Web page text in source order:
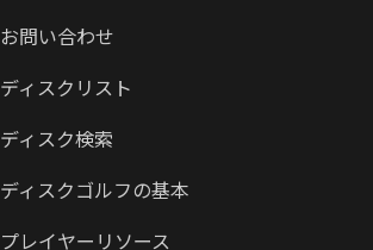
お問い合わせ
ディスクリスト
ディスク検索
ディスクゴルフの基本
プレイヤーリソース